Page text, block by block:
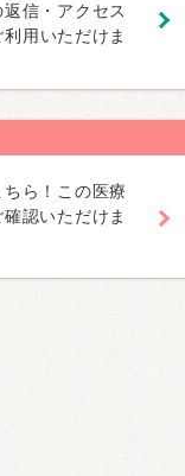
信・アクセス
利用いただけま
ら！この医療
認いただけま